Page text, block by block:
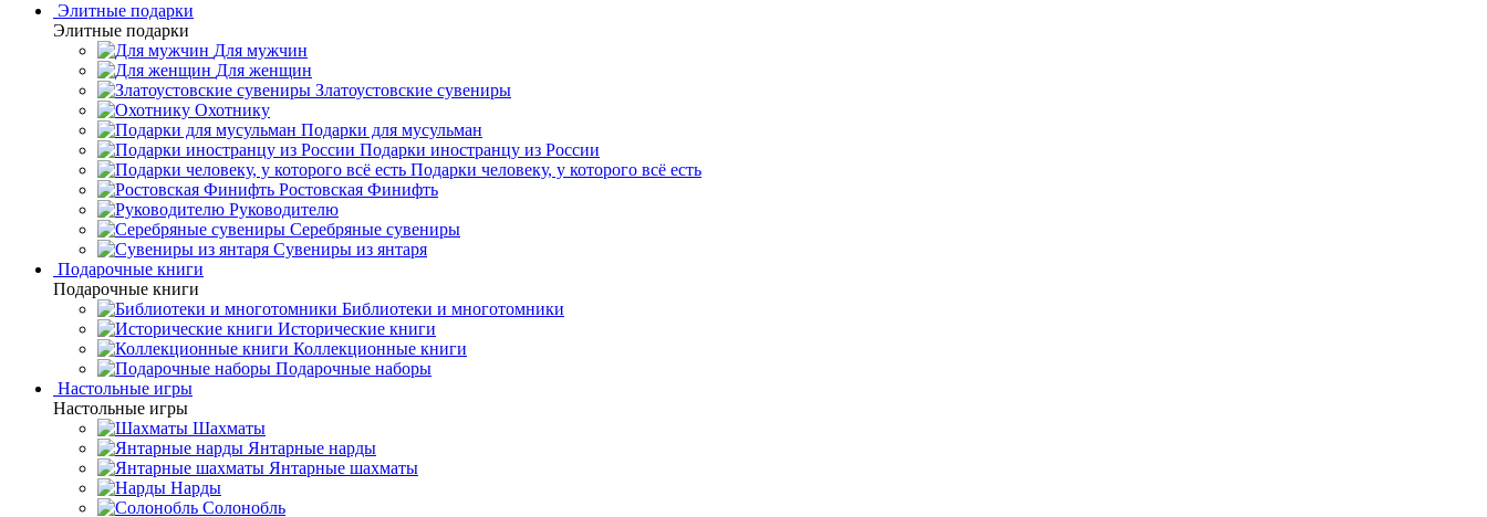
Элитные подарки
Элитные подарки
Для мужчин
Для женщин
Златоустовские сувениры
Охотнику
Подарки для мусульман
Подарки иностранцу из России
Подарки человеку, у которого всё есть
Ростовская Финифть
Руководителю
Серебряные сувениры
Сувениры из янтаря
Подарочные книги
Подарочные книги
Библиотеки и многотомники
Исторические книги
Коллекционные книги
Подарочные наборы
Настольные игры
Настольные игры
Шахматы
Янтарные нарды
Янтарные шахматы
Нарды
Солонобль